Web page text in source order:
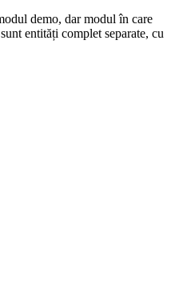
demo, dar modul în care
entități complet separate, cu